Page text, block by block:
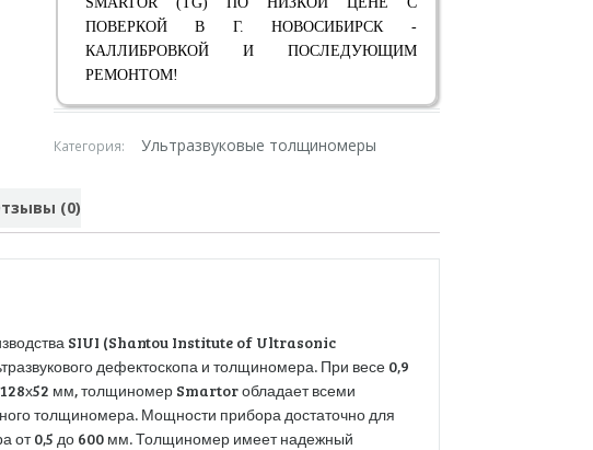
ПОВЕРКОЙ В Г. НОВОСИБИРСК -
КАЛЛИБРОВКОЙ И ПОСЛЕДУЮЩИМ
РЕМОНТОМ!
Категория: Ультразвуковые толщиномеры
(0)
SIUI (Shantou Institute of Ultrasonic
дефектоскопа и толщиномера. При весе 0,9
мм, толщиномер Smartor обладает всеми
толщиномера. Мощности прибора достаточно для
от 0,5 до 600 мм. Толщиномер имеет надежный